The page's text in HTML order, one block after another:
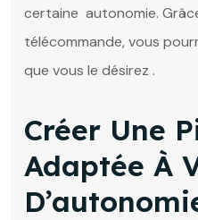
certaine autonomie.
télécommande, vous
que vous le désirez .
Créer Une
Adaptée À